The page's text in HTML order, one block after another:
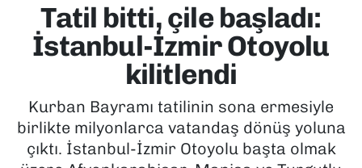
Tatil bitti, çile başladı:
İstanbul-İzmir Otoyolu
kilitlendi
Kurban Bayramı tatilinin sona ermesiyle
birlikte milyonlarca vatandaş dönüş yoluna
çıktı. İstanbul-İzmir Otoyolu başta olmak
EKONOMİ
KÜLTÜR SANAT
MAGAZİN
POLİTİKA
Tüm Manşetler
Son Dakika Haberleri
Haber Arşivi